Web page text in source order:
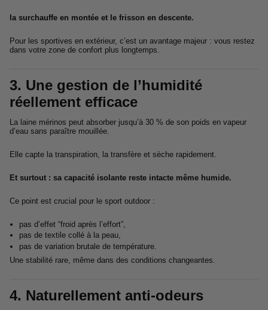
la surchauffe en montée et le frisson en descente.
Pour les sportives en extérieur, c’est un avantage majeur : vous restez
dans votre zone de confort plus longtemps.
3. Une gestion de l’humidité
réellement efficace
La laine mérinos peut absorber jusqu’à 30 % de son poids en vapeur
d’eau sans paraître mouillée.
Elle capte la transpiration, la transfère et sèche rapidement.
Et surtout : sa capacité isolante reste intacte même humide.
Ce point est crucial pour le sport outdoor :
pas d’effet “froid après l’effort”,
pas de textile collé à la peau,
pas de variation brutale de température.
Une stabilité rare, même dans des conditions changeantes.
4. Naturellement anti-odeurs